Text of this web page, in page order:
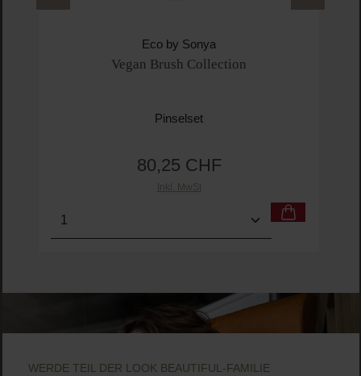
Eco by Sonya
Vegan Brush Collection
Pinselset
Regulärer Preis:
80,25 CHF
Inkl. MwSt
Produkt Anzahl: Gib den gewünschten Wert
WERDE TEIL DER LOOK BEAUTIFUL-FAMILIE